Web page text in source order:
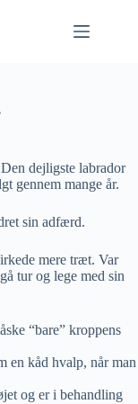
dejligste labrador
gennem mange år.
sin adfærd.
mere træt. Var
tur og lege med sin
“bare” kroppens
en kåd hvalp, når man
og er i behandling